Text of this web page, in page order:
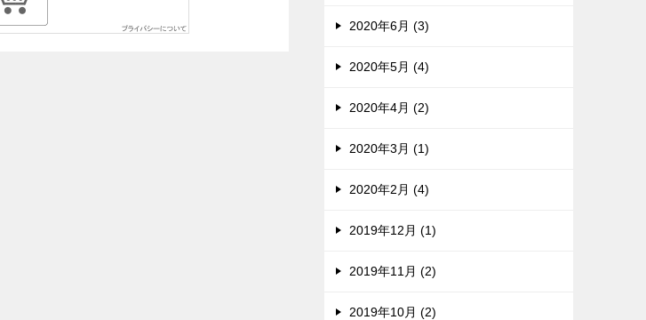
2020年6月 (3)
2020年5月 (4)
2020年4月 (2)
2020年3月 (1)
2020年2月 (4)
2019年12月 (1)
2019年11月 (2)
2019年10月 (2)